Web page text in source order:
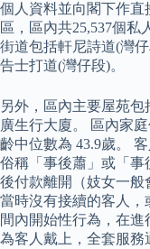
個人資料並向閣下作直
區，區內共25,537個私
街道包括軒尼詩道(灣
告士打道(灣仔段)。
另外，區內主要屋苑
廣生行大廈。 區內家
齡中位數為 43.9歲。
俗稱「事後蕭」或「
後付款離開（妓女一
當時沒有接續的客人
間內開始性行為，在
為客人戴上，全套服